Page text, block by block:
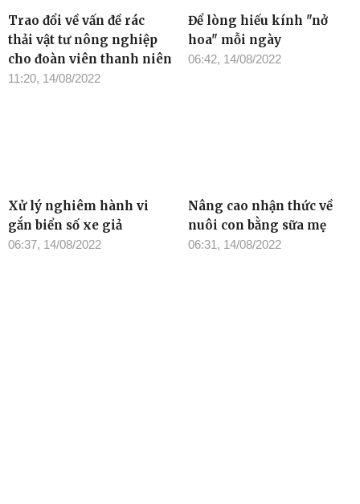
Trao đổi về vấn đề rác
thải vật tư nông nghiệp
cho đoàn viên thanh niên
11:20, 14/08/2022
Để lòng hiếu kính "nở
hoa" mỗi ngày
06:42, 14/08/2022
Xử lý nghiêm hành vi
gắn biển số xe giả
06:37, 14/08/2022
Nâng cao nhận thức về
nuôi con bằng sữa mẹ
06:31, 14/08/2022